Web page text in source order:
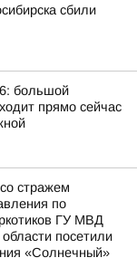
сбили
большой
прямо сейчас
стражем
по
ГУ МВД
посетили
«Солнечный»